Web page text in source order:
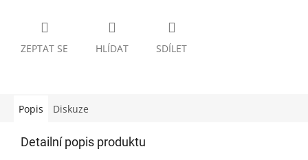
ZEPTAT SE HLÍDAT SDÍLET
Popis Diskuze
Detailní popis produktu